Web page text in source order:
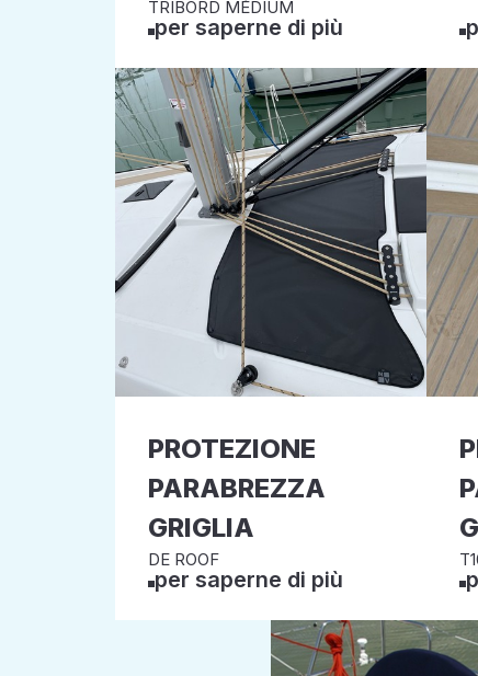
TRIBORD MÉDIUM
per saperne di più
PROTEZIONE
PARABREZZA
GRIGLIA
DE ROOF
per saperne di più